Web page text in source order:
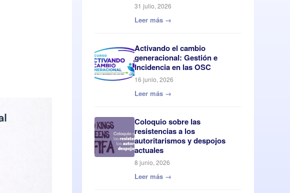
31 julio, 2026
Leer más →
Activando el cambio
generacional: Gestión e
Incidencia en las OSC
16 junio, 2026
Leer más →
Coloquio sobre las
resistencias a los
autoritarismos y despojos
actuales
8 junio, 2026
Leer más →